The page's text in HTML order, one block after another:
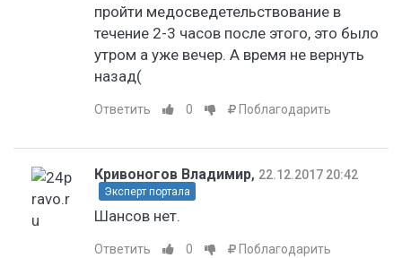
пройти медосведетельствование в
течение 2-3 часов после этого, это было
утром а уже вечер. А время не вернуть
назад(
Ответить 0 Поблагодарить
Кривоногов Владимир, 22.12.2017 20:42
Эксперт портала
Шансов нет.
Ответить 0 Поблагодарить